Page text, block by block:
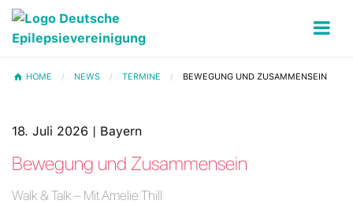
HOME NEWS TERMINE BEWEGUNG UND ZUSAMMENSEIN
18. Juli 2026 | Bayern
Bewegung und Zusammensein
Walk & Talk – Mit Amelie Thill